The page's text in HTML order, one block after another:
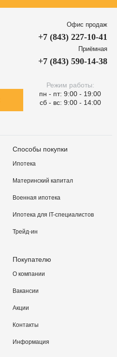
Офис продаж
+7 (843) 227-10-41
Приёмная
+7 (843) 590-14-38
Режим работы:
пн - пт: 9:00 - 19:00
сб - вс: 9:00 - 14:00
Способы покупки
Ипотека
Материнский капитал
Военная ипотека
Ипотека для IT-специалистов
Трейд-ин
Покупателю
О компании
Вакансии
Акции
Контакты
Информация